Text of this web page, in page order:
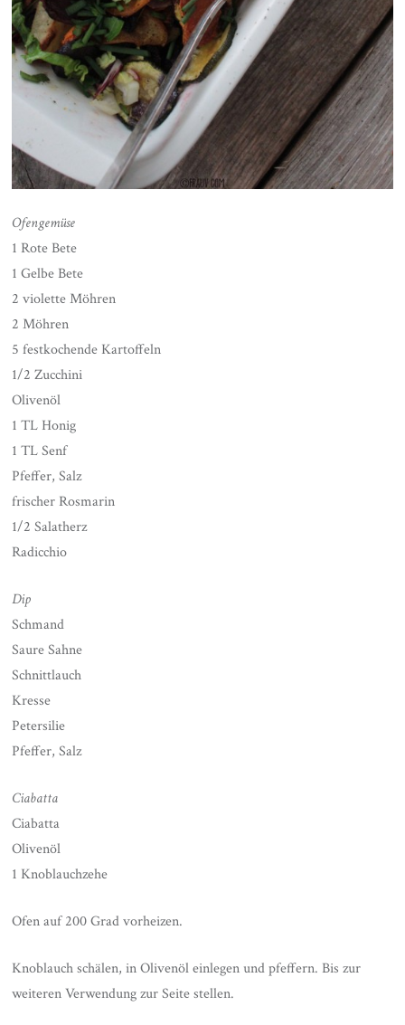
Ofengemüse
1 Rote Bete
1 Gelbe Bete
2 violette Möhren
2 Möhren
5 festkochende Kartoffeln
1/2 Zucchini
Olivenöl
1 TL Honig
1 TL Senf
Pfeffer, Salz
frischer Rosmarin
1/2 Salatherz
Radicchio
Dip
Schmand
Saure Sahne
Schnittlauch
Kresse
Petersilie
Pfeffer, Salz
Ciabatta
Ciabatta
Olivenöl
1 Knoblauchzehe
Ofen auf 200 Grad vorheizen.
Knoblauch schälen, in Olivenöl einlegen und pfeffern. Bis zur
weiteren Verwendung zur Seite stellen.